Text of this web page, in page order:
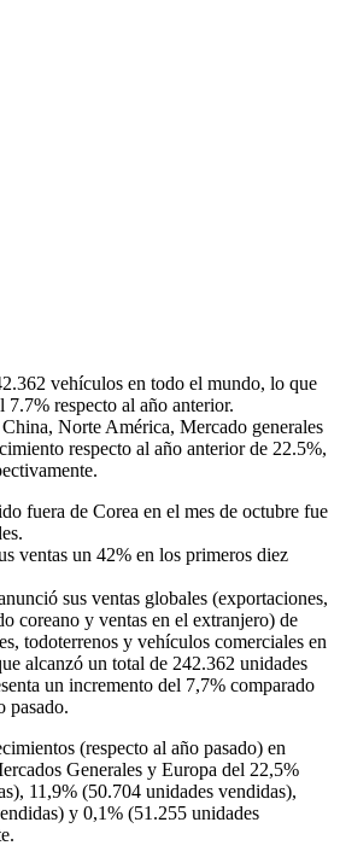
vehículos en todo el mundo, lo que
7.7% respecto al año anterior.
Norte América, Mercado generales
respecto al año anterior de 22.5%,
fuera de Corea en el mes de octubre fue
ventas un 42% en los primeros diez
sus ventas globales (exportaciones,
coreano y ventas en el extranjero) de
todoterrenos y vehículos comerciales en
alcanzó un total de 242.362 unidades
un incremento del 7,7% comparado
pasado.
(respecto al año pasado) en
Generales y Europa del 22,5%
11,9% (50.704 unidades vendidas),
y 0,1% (51.255 unidades